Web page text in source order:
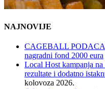
NAJNOVIJE
CAGEBALL PODACA
nagradni fond 2000 eura
Local Host kampanja
rezultate i dodatno
kolovoza 2026.